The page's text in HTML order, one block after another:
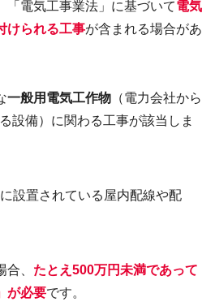
「電気工事業法」に基づいて電気
けられる工事が含まれる場合があ
一般用電気工作物 （電力会社から
設備）に関わる工事が該当しま
設置されている屋内配線や配
、 たとえ500万円未満であって
が必要です。